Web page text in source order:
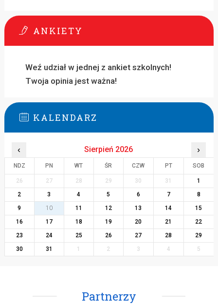
ANKIETY
Weź udział w jednej z ankiet szkolnych!
Twoja opinia jest ważna!
KALENDARZ
‹ Sierpień 2026 ›
NDZ PN WT ŚR CZW PT SOB
26 27 28 29 30 31
1
2
3 4 5 6 7
8
9
10 11 12 13 14
15
16
17 18 19 20 21
22
23
24 25 26 27 28
29
30
31 1 2 3 4 5
Partnerzy